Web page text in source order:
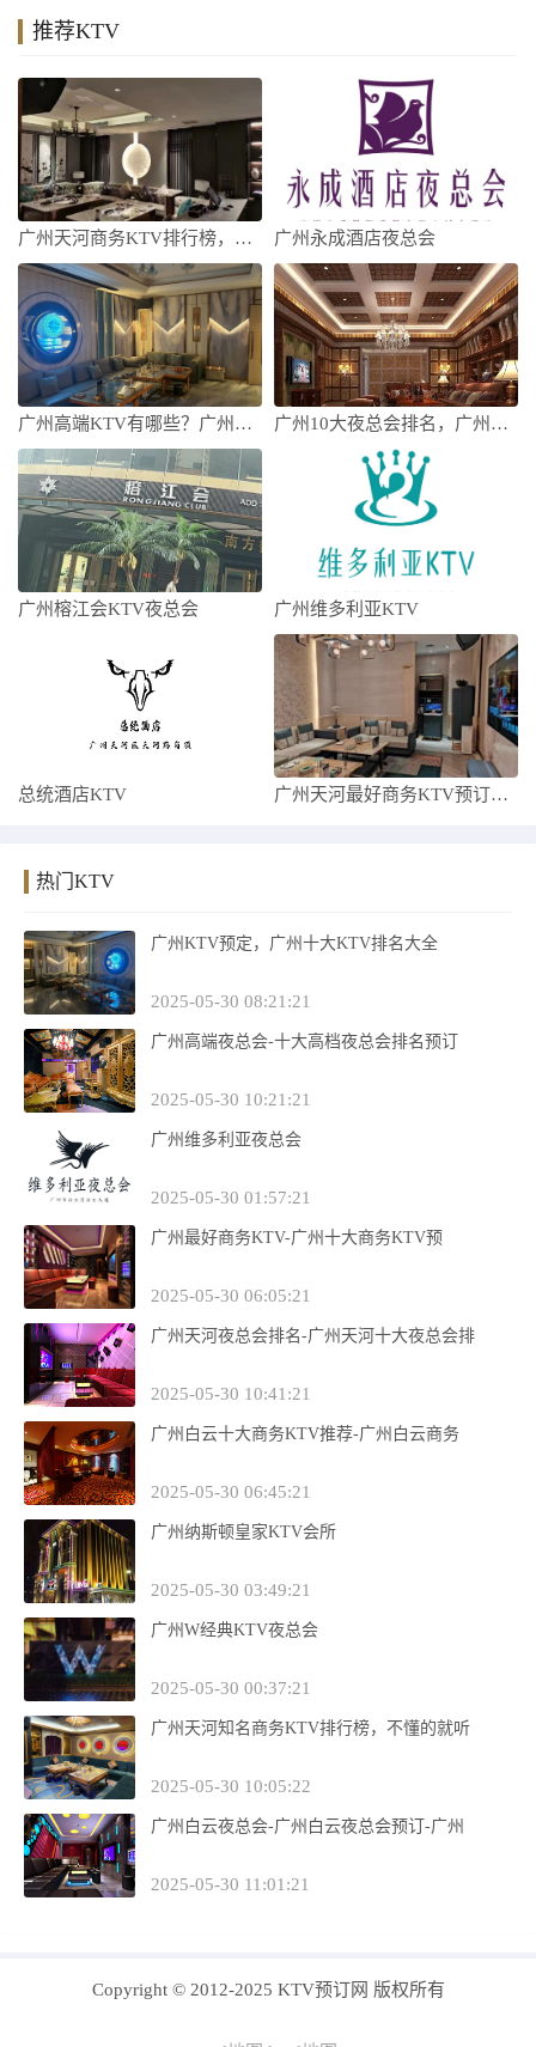
推荐KTV
广州天河商务KTV排行榜，看完这篇文章你 广州永成酒店夜总会
广州高端KTV有哪些？广州高端KTV排行 广州10大夜总会排名，广州好玩夜总会有哪
广州榕江会KTV夜总会 广州维多利亚KTV
总统酒店KTV 广州天河最好商务KTV预订，看看有哪些需
热门KTV
广州KTV预定，广州十大KTV排名大全
2025-05-30 08:21:21
广州高端夜总会-十大高档夜总会排名预订
2025-05-30 10:21:21
广州维多利亚夜总会
2025-05-30 01:57:21
广州最好商务KTV-广州十大商务KTV预
2025-05-30 06:05:21
广州天河夜总会排名-广州天河十大夜总会排
2025-05-30 10:41:21
广州白云十大商务KTV推荐-广州白云商务
2025-05-30 06:45:21
广州纳斯顿皇家KTV会所
2025-05-30 03:49:21
广州W经典KTV夜总会
2025-05-30 00:37:21
广州天河知名商务KTV排行榜，不懂的就听
2025-05-30 10:05:22
广州白云夜总会-广州白云夜总会预订-广州
2025-05-30 11:01:21
Copyright © 2012-2025 KTV预订网 版权所有